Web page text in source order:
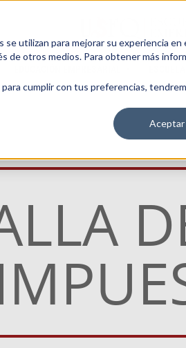
utilizan para mejorar su experiencia
de otros medios. Para obtener más
cumplir con tus preferencias,
Aceptar